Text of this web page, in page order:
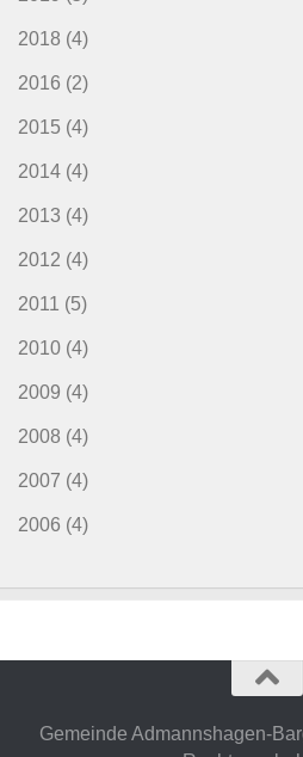
2018 (4)
2016 (2)
2015 (4)
2014 (4)
2013 (4)
2012 (4)
2011 (5)
2010 (4)
2009 (4)
2008 (4)
2007 (4)
2006 (4)
Gemeinde Admannshagen-